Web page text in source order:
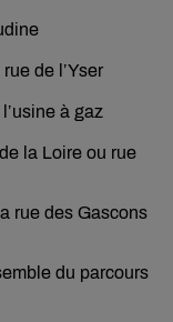
de l’Yser
à gaz
la Loire ou rue
rue des Gascons
du parcours